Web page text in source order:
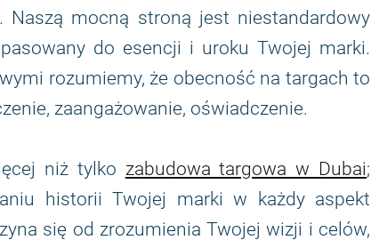
Naszą mocną stroną jest niestandardowy
do esencji i uroku Twojej marki.
rozumiemy, że obecność na targach to
zaangażowanie, oświadczenie.
niż tylko zabudowa targowa w Dubai;
historii Twojej marki w każdy aspekt
się od zrozumienia Twojej wizji i celów,